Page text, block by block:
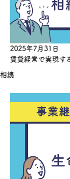
2025年7月31日
賃貸経営で実現す
相続